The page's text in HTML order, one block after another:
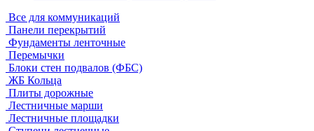
Все для коммуникаций
Панели перекрытий
Фундаменты ленточные
Перемычки
Блоки стен подвалов (ФБС)
ЖБ Кольца
Плиты дорожные
Лестничные марши
Лестничные площадки